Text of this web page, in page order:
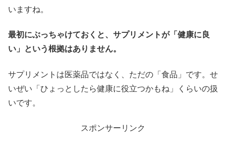
いますね。
最初にぶっちゃけておくと、サプリメントが「健康に良
い」という根拠はありません。
サプリメントは医薬品ではなく、ただの「食品」です。せ
いぜい「ひょっとしたら健康に役立つかもね」くらいの扱
いです。
スポンサーリンク